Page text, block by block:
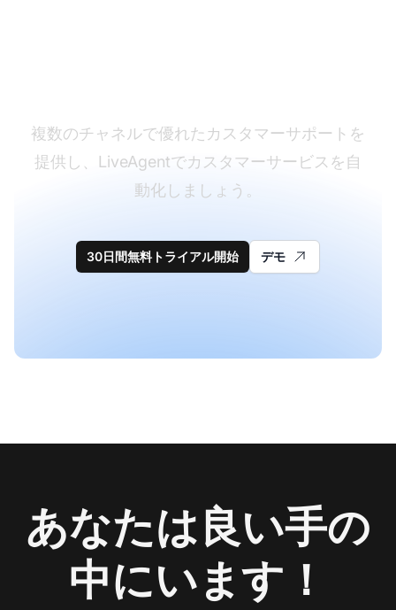
複数のチャネルで優れたカスタマーサポートを
提供し、LiveAgentでカスタマーサービスを自
動化しましょう。
30日間無料トライアル開始 デモ
あなたは良い手の
中にいます！